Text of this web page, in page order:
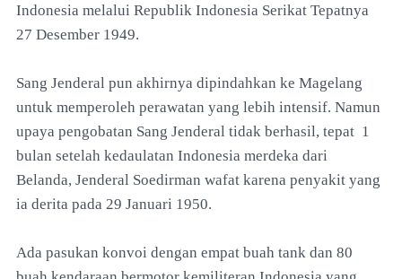
Indonesia melalui Republik Indonesia Serikat Tepatnya
27 Desember 1949.
Sang Jenderal pun akhirnya dipindahkan ke Magelang
untuk memperoleh perawatan yang lebih intensif. Namun
upaya pengobatan Sang Jenderal tidak berhasil, tepat 1
bulan setelah kedaulatan Indonesia merdeka dari
Belanda, Jenderal Soedirman wafat karena penyakit yang
ia derita pada 29 Januari 1950.
Ada pasukan konvoi dengan empat buah tank dan 80